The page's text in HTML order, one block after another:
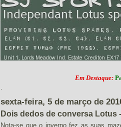
Em Destaque:
sexta-feira, 5 de março de
Dois dedos de conversa Lotus
Nota-se que o inverno fez as suas